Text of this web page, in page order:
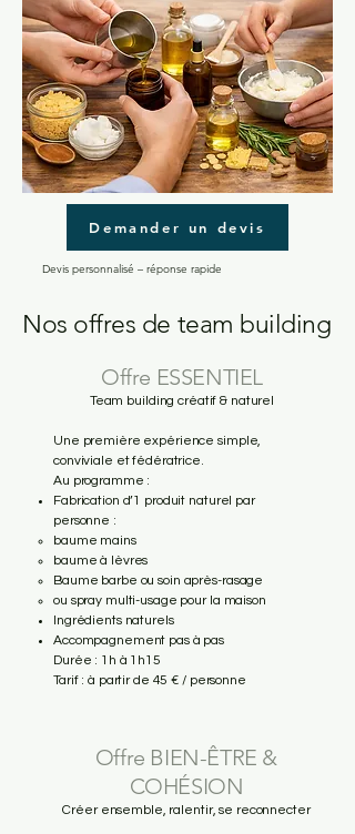
Demander un devis
​Devis personnalisé – réponse rapide
Nos offres de team building
Offre ESSENTIEL
Team building créatif & naturel
Une première expérience simple,
conviviale et fédératrice.
Au programme :
Fabrication d’1 produit naturel par
personne :
baume mains
baume à lèvres
Baume barbe ou soin après-rasage
ou spray multi-usage pour la maison
Ingrédients naturels
Accompagnement pas à pas
Durée : 1h à 1h15
Tarif : à partir de 45 € / personne
Offre BIEN-ÊTRE &
COHÉSION
Créer ensemble, ralentir, se reconnecter